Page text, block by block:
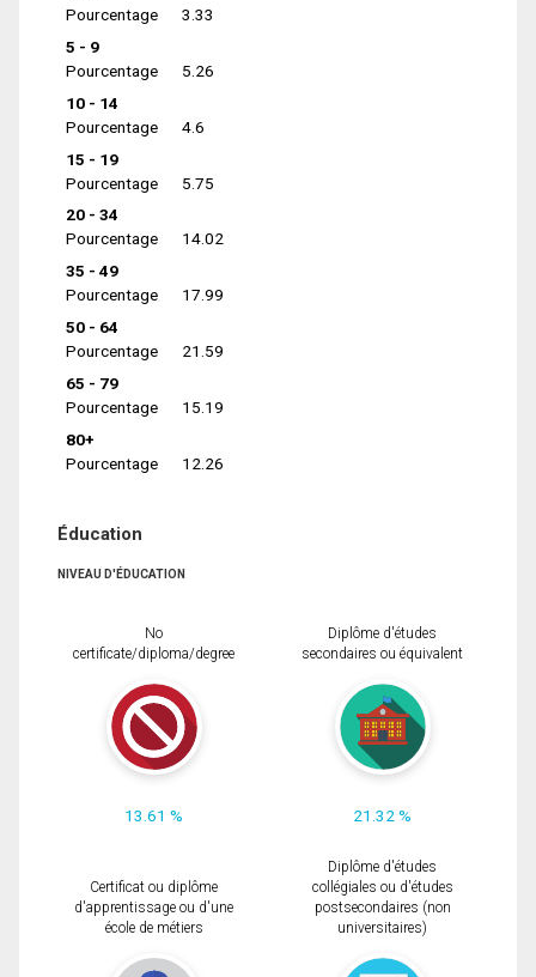
Pourcentage
3.33
5 - 9
Pourcentage
5.26
10 - 14
Pourcentage
4.6
15 - 19
Pourcentage
5.75
20 - 34
Pourcentage
14.02
35 - 49
Pourcentage
17.99
50 - 64
Pourcentage
21.59
65 - 79
Pourcentage
15.19
80+
Pourcentage
12.26
Éducation
NIVEAU D'ÉDUCATION
No
certificate/diploma/degree
13.61 %
Diplôme d'études
secondaires ou équivalent
21.32 %
Certificat ou diplôme
d'apprentissage ou d'une
école de métiers
Diplôme d'études
collégiales ou d'études
postsecondaires (non
universitaires)